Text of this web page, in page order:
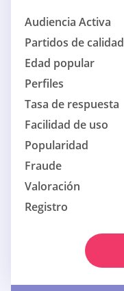
Audiencia Activa
Partidos de calidad
Edad popular
Perfiles
Tasa de respuesta
Facilidad de uso
Popularidad
Fraude
Valoración
Registro